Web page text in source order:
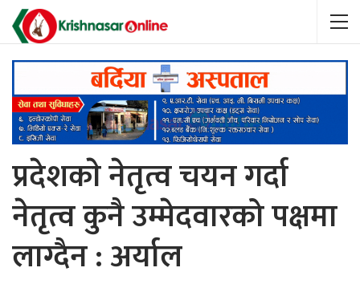
प्रदेशकाे नेतृत्व चयन गर्दा
नेतृत्व कुनै उम्मेदवारको पक्षमा
लाग्दैन : अर्याल